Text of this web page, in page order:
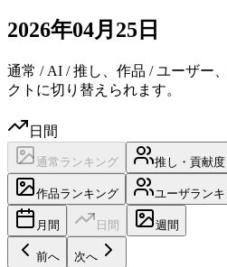
2026年04月 25日
通常 / AI / 推し、作品 / ユーザー
クトに切り替えられます。
日間
通常ランキング 推し・貢献度
作品ランキング ユーザラン
月間 日間 週間
前へ 次へ